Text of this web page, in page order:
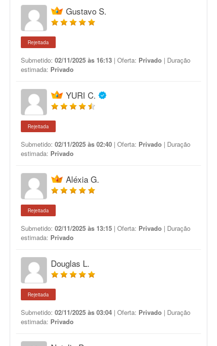
Gustavo S.
Rejeitada
Submetido: 02/11/2025 às 16:13 | Oferta: Privado | Duração
estimada: Privado
YURI C.
Rejeitada
Submetido: 02/11/2025 às 02:40 | Oferta: Privado | Duração
estimada: Privado
Aléxia G.
Rejeitada
Submetido: 02/11/2025 às 13:15 | Oferta: Privado | Duração
estimada: Privado
Douglas L.
Rejeitada
Submetido: 02/11/2025 às 03:04 | Oferta: Privado | Duração
estimada: Privado